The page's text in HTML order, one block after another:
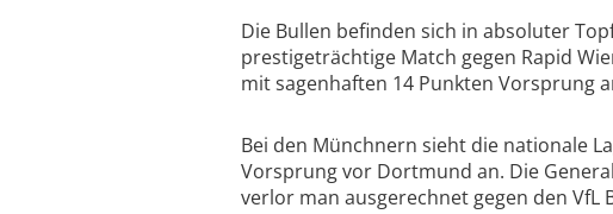
Die Bullen befinden sich in absoluter
prestigeträchtige Match gegen Rapid
mit sagenhaften 14 Punkten Vorsprung
Bei den Münchnern sieht die nationale
Vorsprung vor Dortmund an. Die
verlor man ausgerechnet gegen den VfL